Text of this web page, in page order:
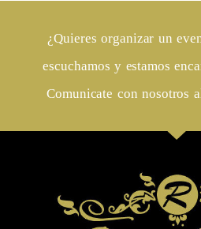
VER
¿Quieres organizar un
escuchamos y estamos
Comunicate con nosotros